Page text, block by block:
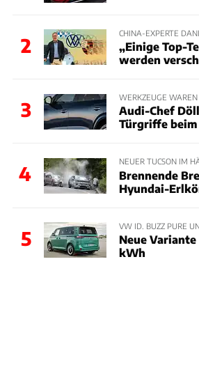
2
CHINA-EXPERTE
„Einige Top-
werden
3
WERKZEUGE WAREN
Audi-Chef
Türgriffe
4
NEUER TUCSON IM
Brennende
Hyundai-
5
VW ID. BUZZ PURE
Neue
kWh